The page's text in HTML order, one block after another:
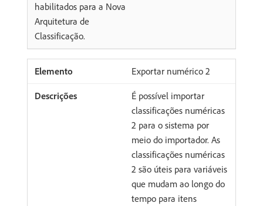
habilitados para a Nova
Arquitetura de
Classificação.
Exportar numérico 2
É possível importar
classificações numéricas
2 para o sistema por
meio do importador. As
classificações numéricas
2 são úteis para variáveis
que mudam ao longo do
tempo para itens